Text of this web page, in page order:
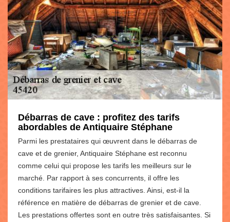
Débarras de cave : profitez des tarifs
abordables de Antiquaire Stéphane
Parmi les prestataires qui œuvrent dans le débarras de
cave et de grenier, Antiquaire Stéphane est reconnu
comme celui qui propose les tarifs les meilleurs sur le
marché. Par rapport à ses concurrents, il offre les
conditions tarifaires les plus attractives. Ainsi, est-il la
référence en matière de débarras de grenier et de cave.
Les prestations offertes sont en outre très satisfaisantes. Si